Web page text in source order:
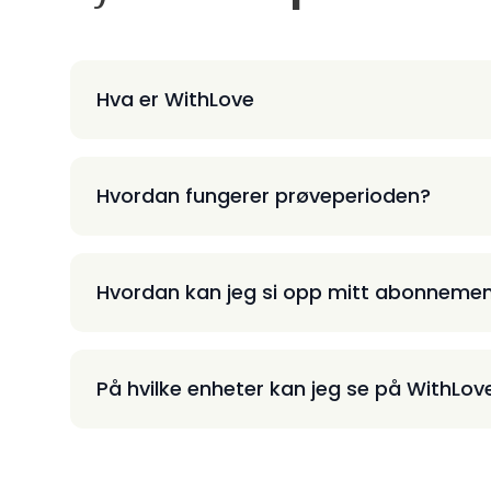
Hva er WithLove
Hvordan fungerer prøveperioden?
Hvordan kan jeg si opp mitt
På hvilke enheter kan jeg se på